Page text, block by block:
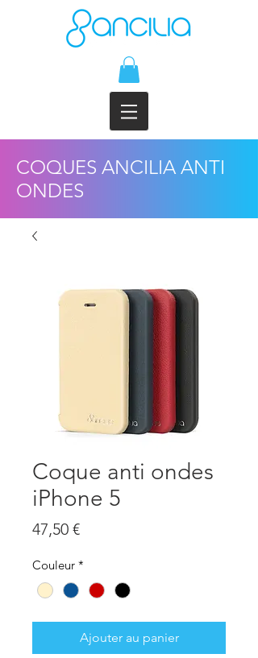
COQUES ANCILIA ANTI
ONDES
Coque anti ondes
iPhone 5
47,50 €Prix
Couleur *
Ajouter au panier